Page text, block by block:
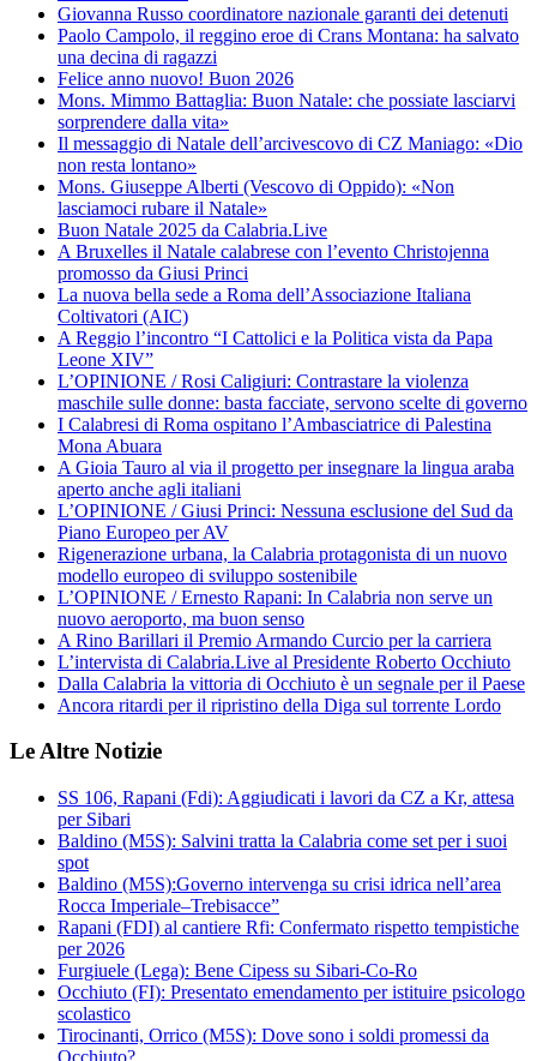
Giovanna Russo coordinatore nazionale garanti dei detenuti
Paolo Campolo, il reggino eroe di Crans Montana: ha salvato
una decina di ragazzi
Felice anno nuovo! Buon 2026
Mons. Mimmo Battaglia: Buon Natale: che possiate lasciarvi
sorprendere dalla vita»
Il messaggio di Natale dell’arcivescovo di CZ Maniago: «Dio
non resta lontano»
Mons. Giuseppe Alberti (Vescovo di Oppido): «Non
lasciamoci rubare il Natale»
Buon Natale 2025 da Calabria.Live
A Bruxelles il Natale calabrese con l’evento Christojenna
promosso da Giusi Princi
La nuova bella sede a Roma dell’Associazione Italiana
Coltivatori (AIC)
A Reggio l’incontro “I Cattolici e la Politica vista da Papa
Leone XIV”
L’OPINIONE / Rosi Caligiuri: Contrastare la violenza
maschile sulle donne: basta facciate, servono scelte di governo
I Calabresi di Roma ospitano l’Ambasciatrice di Palestina
Mona Abuara
A Gioia Tauro al via il progetto per insegnare la lingua araba
aperto anche agli italiani
L’OPINIONE / Giusi Princi: Nessuna esclusione del Sud da
Piano Europeo per AV
Rigenerazione urbana, la Calabria protagonista di un nuovo
modello europeo di sviluppo sostenibile
L’OPINIONE / Ernesto Rapani: In Calabria non serve un
nuovo aeroporto, ma buon senso
A Rino Barillari il Premio Armando Curcio per la carriera
L’intervista di Calabria.Live al Presidente Roberto Occhiuto
Dalla Calabria la vittoria di Occhiuto è un segnale per il Paese
Ancora ritardi per il ripristino della Diga sul torrente Lordo
Le Altre Notizie
SS 106, Rapani (Fdi): Aggiudicati i lavori da CZ a Kr, attesa
per Sibari
Baldino (M5S): Salvini tratta la Calabria come set per i suoi
spot
Baldino (M5S):Governo intervenga su crisi idrica nell’area
Rocca Imperiale–Trebisacce”
Rapani (FDI) al cantiere Rfi: Confermato rispetto tempistiche
per 2026
Furgiuele (Lega): Bene Cipess su Sibari-Co-Ro
Occhiuto (FI): Presentato emendamento per istituire psicologo
scolastico
Tirocinanti, Orrico (M5S): Dove sono i soldi promessi da
Occhiuto?